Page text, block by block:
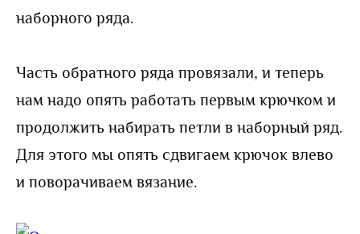
наборного ряда.
Часть обратного ряда провязали, и теперь
нам надо опять работать первым крючком и
продолжить набирать петли в наборный ряд.
Для этого мы опять сдвигаем крючок влево
и поворачиваем вязание.